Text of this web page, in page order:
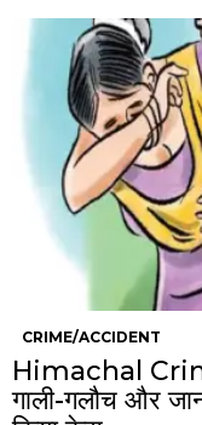
CRIME/ACCIDENT
Himachal
गाली-गलौच और